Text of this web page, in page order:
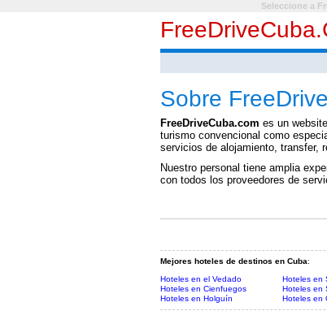
Seleccione a
Sobre
FreeDriveCuba.com es un
turismo convencional como
servicios de alojamiento, transfer,
Nuestro personal tiene amplia
con todos los proveedores de
Mejores hoteles de destinos en Cuba:
Hoteles en el Vedado
Hoteles en
Hoteles en Cienfuegos
Hoteles en
Hoteles en Holguín
Hoteles en